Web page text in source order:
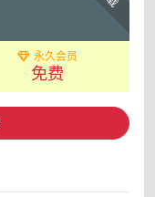
永久会员
免费